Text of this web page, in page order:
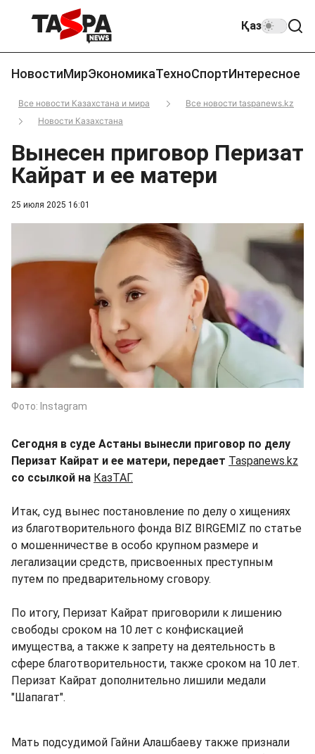
Қаз
НовостиМирЭкономикаТехноСпортИнтересное
Все новости Казахстана и мира
Все новости taspanews.kz
Новости Казахстана
25 июля 2025 16:01
Вынесен приговор Перизат
Кайрат и ее матери
Фото: Instagram
Сегодня в суде Астаны вынесли приговор по делу
Перизат Кайрат и ее матери, передает Taspanews.kz
со ссылкой на КазТАГ.
Итак, суд вынес постановление по делу о хищениях
из благотворительного фонда BIZ BIRGEMIZ по статье
о мошенничестве в особо крупном размере и
легализации средств, присвоенных преступным
путем по предварительному сговору.
По итогу, Перизат Кайрат приговорили к лишению
свободы сроком на 10 лет с конфискацией
имущества, а также к запрету на деятельность в
сфере благотворительности, также сроком на 10 лет.
Перизат Кайрат дополнительно лишили медали
"Шапагат".
Мать подсудимой Гайни Алашбаеву также признали